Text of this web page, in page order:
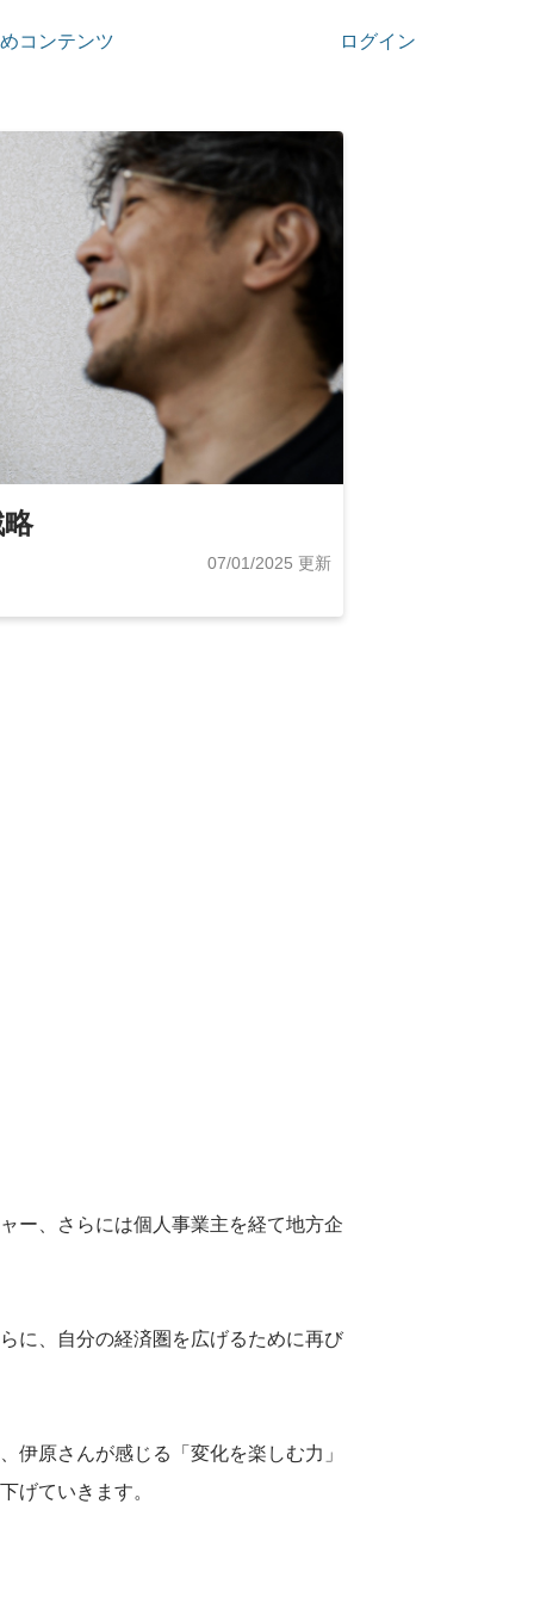
コンテンツ ログイン
07/01/2025 更新
ー、さらには個人事業主を経て地方企
に、自分の経済圏を広げるために再び
伊原さんが感じる「変化を楽しむ力」
げていきます。